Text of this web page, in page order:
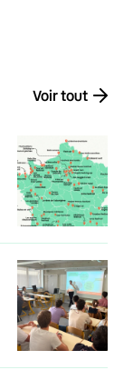
Voir tout